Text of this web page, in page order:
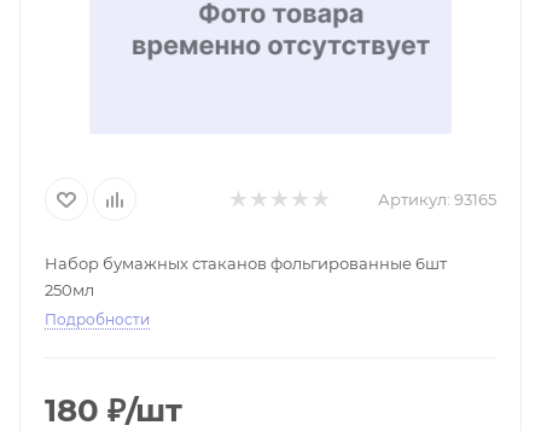
Артикул: 93165
Набор бумажных стаканов фольгированные 6шт
250мл
Подробности
180 ₽/шт